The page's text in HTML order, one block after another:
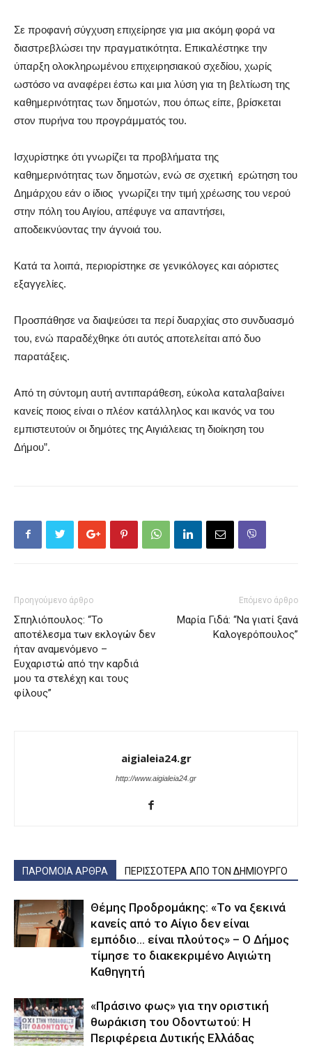
Σε προφανή σύγχυση επιχείρησε για μια ακόμη φορά να
διαστρεβλώσει την πραγματικότητα. Επικαλέστηκε την
ύπαρξη ολοκληρωμένου επιχειρησιακού σχεδίου, χωρίς
ωστόσο να αναφέρει έστω και μια λύση για τη βελτίωση της
καθημερινότητας των δημοτών, που όπως είπε, βρίσκεται
στον πυρήνα του προγράμματός του.
Ισχυρίστηκε ότι γνωρίζει τα προβλήματα της
καθημερινότητας των δημοτών, ενώ σε σχετική ερώτηση του
Δημάρχου εάν ο ίδιος γνωρίζει την τιμή χρέωσης του νερού
στην πόλη του Αιγίου, απέφυγε να απαντήσει,
αποδεικνύοντας την άγνοιά του.
Κατά τα λοιπά, περιορίστηκε σε γενικόλογες και αόριστες
εξαγγελίες.
Προσπάθησε να διαψεύσει τα περί δυαρχίας στο συνδυασμό
του, ενώ παραδέχθηκε ότι αυτός αποτελείται από δυο
παρατάξεις.
Από τη σύντομη αυτή αντιπαράθεση, εύκολα καταλαβαίνει
κανείς ποιος είναι ο πλέον κατάλληλος και ικανός να του
εμπιστευτούν οι δημότες της Αιγιάλειας τη διοίκηση του
Δήμου”.
Προηγούμενο άρθρο
Σπηλιόπουλος: “Το
αποτέλεσμα των εκλογών δεν
ήταν αναμενόμενο –
Ευχαριστώ από την καρδιά
μου τα στελέχη και τους
φίλους”
Επόμενο άρθρο
Μαρία Γιδά: “Να γιατί ξανά
Καλογερόπουλος”
aigialeia24.gr
http://www.aigialeia24.gr
ΠΑΡΟΜΟΙΑ ΑΡΘΡΑ ΠΕΡΙΣΣΟΤΕΡΑ ΑΠΟ ΤΟΝ ΔΗΜΙΟΥΡΓΟ
Θέμης Προδρομάκης: «Το να ξεκινά
κανείς από το Αίγιο δεν είναι
εμπόδιο… είναι πλούτος» – O Δήμος
τίμησε το διακεκριμένο Αιγιώτη
Καθηγητή
«Πράσινο φως» για την οριστική
θωράκιση του Οδοντωτού: Η
Περιφέρεια Δυτικής Ελλάδας